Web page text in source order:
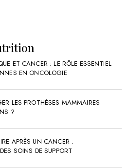
ET CANCER : LE RÔLE ESSENTIEL
EN ONCOLOGIE
LES PROTHÈSES MAMMAIRES
?
APRÈS UN CANCER :
SOINS DE SUPPORT